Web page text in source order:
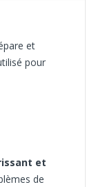
et
pour
et
de